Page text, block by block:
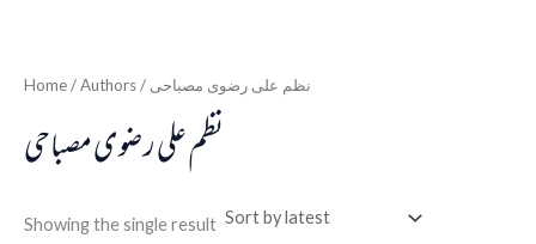
Home / Authors / نظم علی رضوی مصباحی
نظم علی رضوی مصباحی
Showing the single result